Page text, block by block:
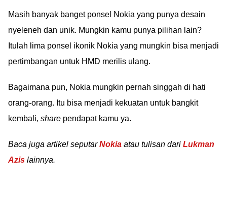
Masih banyak banget ponsel Nokia yang punya desain
nyeleneh dan unik. Mungkin kamu punya pilihan lain?
Itulah lima ponsel ikonik Nokia yang mungkin bisa menjadi
pertimbangan untuk HMD merilis ulang.
Bagaimana pun, Nokia mungkin pernah singgah di hati
orang-orang. Itu bisa menjadi kekuatan untuk bangkit
kembali, share pendapat kamu ya.
Baca juga artikel seputarNokia atau tulisan dari Lukman
Azis lainnya.